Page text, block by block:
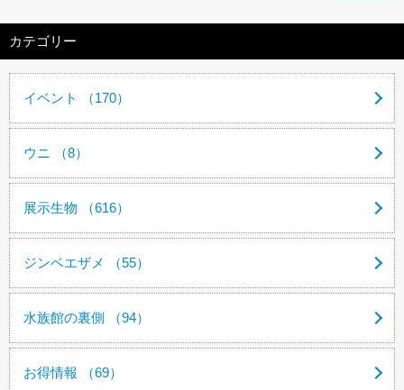
カテゴリー
イベント （170）
ウニ （8）
展示生物 （616）
ジンベエザメ （55）
水族館の裏側 （94）
お得情報 （69）